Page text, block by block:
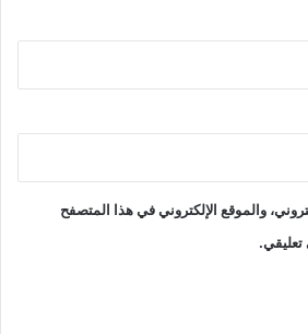
والموقع الإلكتروني في هذا المتصفح
تعليقي.